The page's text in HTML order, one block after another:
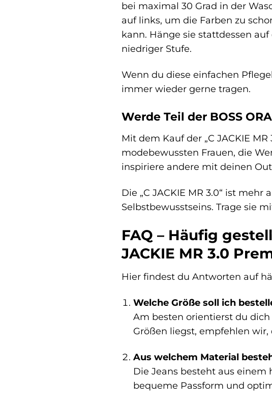
bei maximal 30 Grad in der
auf links, um die Farben zu
kann. Hänge sie stattdessen
niedriger Stufe.
Wenn du diese einfachen
immer wieder gerne tragen.
Werde Teil der BOSS
Mit dem Kauf der „C JACKIE
modebewussten Frauen, die
inspiriere andere mit deinen
Die „C JACKIE MR 3.0“ ist
Selbstbewusstseins. Trage sie
FAQ – Häufig
JACKIE MR 3.0
Hier findest du Antworten auf
Welche Größe soll ich
Am besten orientierst du
Größen liegst, empfehlen
Aus welchem Material
Die Jeans besteht aus
bequeme Passform und